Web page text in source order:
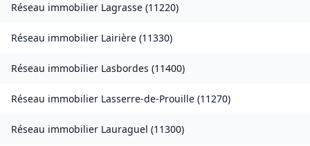
Réseau immobilier Lagrasse (11220)
Réseau immobilier Lairière (11330)
Réseau immobilier Lasbordes (11400)
Réseau immobilier Lasserre-de-Prouille (11270)
Réseau immobilier Lauraguel (11300)